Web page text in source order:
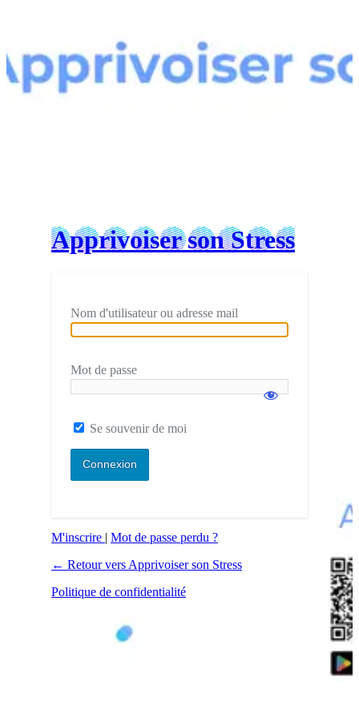
Apprivoiser son Stress
Nom d'utilisateur ou adresse mail
Mot de passe
Se souvenir de moi
M'inscrire | Mot de passe perdu ?
← Retour vers Apprivoiser son Stress
Politique de confidentialité